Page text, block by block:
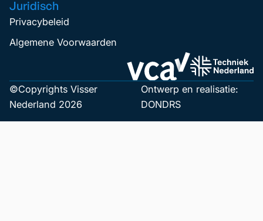
Juridisch
Privacybeleid
Algemene Voorwaarden
©Copyrights Visser
Nederland 2026
Ontwerp en realisatie:
DONDRS